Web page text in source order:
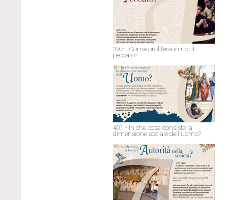
397 - Come prolifera in noi il
peccato?
401 - In che cosa consiste la
dimensione sociale dell'uomo?